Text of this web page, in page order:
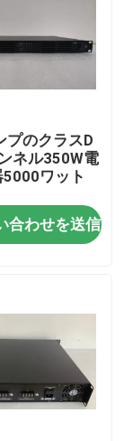
プのクラスD
ネル350W電
ワット
合わせを送信